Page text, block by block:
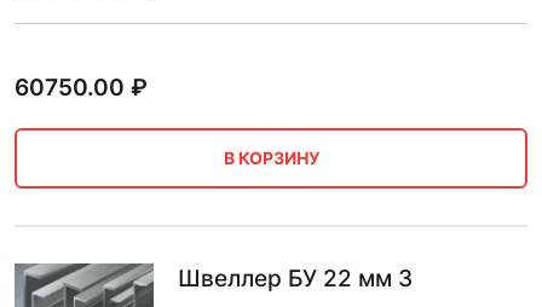
60750.00 ₽
В КОРЗИНУ
Швеллер БУ 22 мм 3